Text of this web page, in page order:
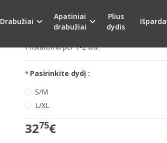
Drabužiai
Apatiniai
drabužiai
Plius
dydis
Turimas kiekis: Sandėlyje
Pristatoma per 1-2 d.d.
Pasirinkite dydį :
S/M
L/XL
3275€